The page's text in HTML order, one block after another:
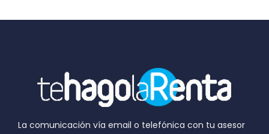
La comunicación vía email o telefónica con tu asesor